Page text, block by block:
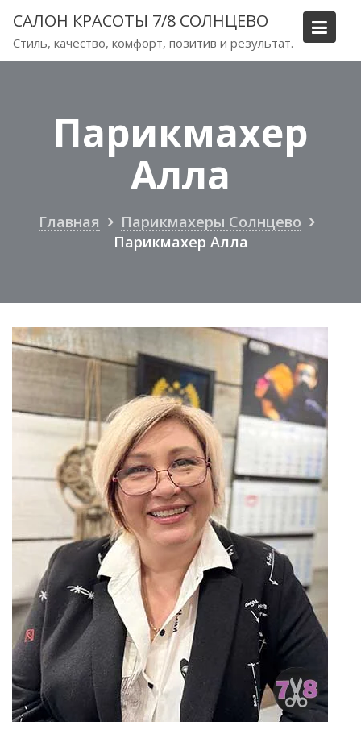
содержимому
САЛОН КРАСОТЫ 7/8 СОЛНЦЕВО
Стиль, качество, комфорт, позитив и результат.
Парикмахер
Алла
Главная
Парикмахеры Солнцево
Парикмахер Алла